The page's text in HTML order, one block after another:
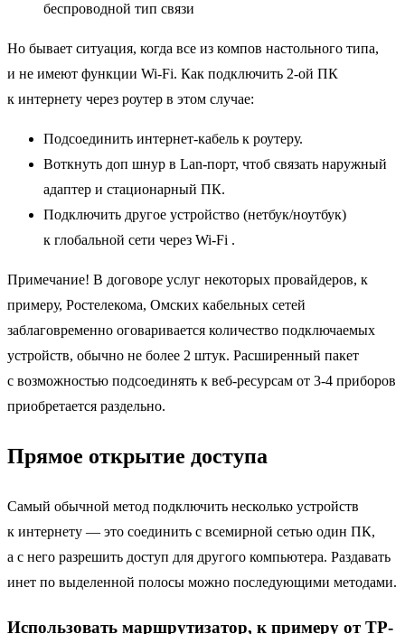
беспроводной тип связи
Но бывает ситуация, когда все из компов настольного типа,
и не имеют функции Wi-Fi. Как подключить 2-ой ПК
к интернету через роутер в этом случае:
Подсоединить интернет-кабель к роутеру.
Воткнуть доп шнур в Lan-порт, чтоб связать наружный
адаптер и стационарный ПК.
Подключить другое устройство (нетбук/ноутбук)
к глобальной сети через Wi-Fi .
Примечание! В договоре услуг некоторых провайдеров, к
примеру, Ростелекома, Омских кабельных сетей
заблаговременно оговаривается количество подключаемых
устройств, обычно не более 2 штук. Расширенный пакет
с возможностью подсоединять к веб-ресурсам от 3-4 приборов
приобретается раздельно.
Прямое открытие доступа
Самый обычной метод подключить несколько устройств
к интернету — это соединить с всемирной сетью один ПК,
а с него разрешить доступ для другого компьютера. Раздавать
инет по выделенной полосы можно последующими методами.
Использовать маршрутизатор, к примеру от TP-